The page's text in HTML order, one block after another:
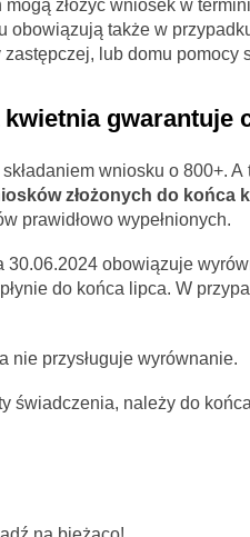
złożyć wniosek w
obowiązują także w
lub domu pomocy
gwarantuje
wniosku o 800+.
złożonych do końca
prawidłowo wypełnionych.
30.06.2024 obowiązuje
do końca lipca. W
nie przysługuje wyrównanie.
świadczenia, należy do